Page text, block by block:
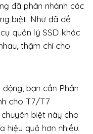
đã phân nhánh các
biệt. Như đã đề
quản lý SSD khác
thậm chí cho
bạn cần Phần
cho T7/T7
biệt này cho
hiệu quả hơn nhiều.